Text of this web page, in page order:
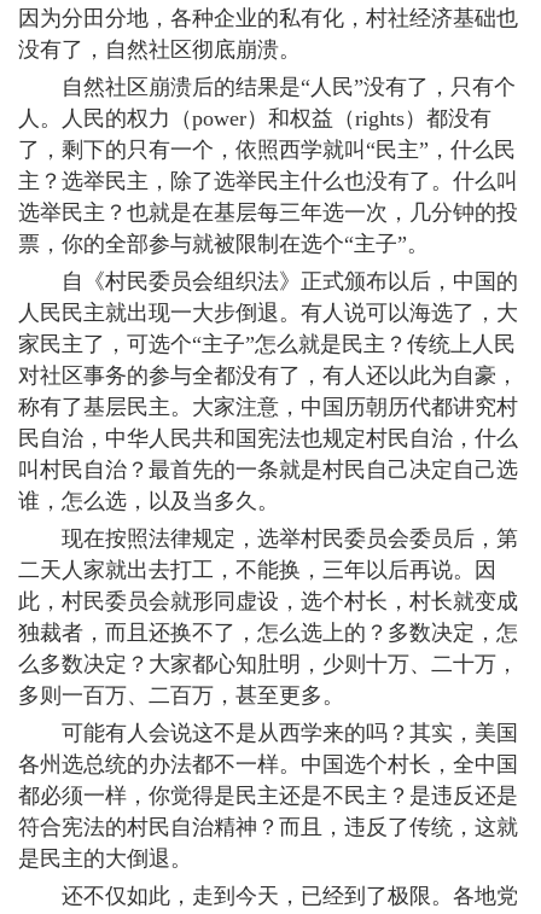
因为分田分地，各种企业的私有化，村社经济基础也
没有了，自然社区彻底崩溃。
自然社区崩溃后的结果是“人民”没有了，只有个
人。人民的权力（power）和权益（rights）都没有
了，剩下的只有一个，依照西学就叫“民主”，什么民
主？选举民主，除了选举民主什么也没有了。什么叫
选举民主？也就是在基层每三年选一次，几分钟的投
票，你的全部参与就被限制在选个“主子”。
自《村民委员会组织法》正式颁布以后，中国的
人民民主就出现一大步倒退。有人说可以海选了，大
家民主了，可选个“主子”怎么就是民主？传统上人民
对社区事务的参与全都没有了，有人还以此为自豪，
称有了基层民主。大家注意，中国历朝历代都讲究村
民自治，中华人民共和国宪法也规定村民自治，什么
叫村民自治？最首先的一条就是村民自己决定自己选
谁，怎么选，以及当多久。
现在按照法律规定，选举村民委员会委员后，第
二天人家就出去打工，不能换，三年以后再说。因
此，村民委员会就形同虚设，选个村长，村长就变成
独裁者，而且还换不了，怎么选上的？多数决定，怎
么多数决定？大家都心知肚明，少则十万、二十万，
多则一百万、二百万，甚至更多。
可能有人会说这不是从西学来的吗？其实，美国
各州选总统的办法都不一样。中国选个村长，全中国
都必须一样，你觉得是民主还是不民主？是违反还是
符合宪法的村民自治精神？而且，违反了传统，这就
是民主的大倒退。
还不仅如此，走到今天，已经到了极限。各地党